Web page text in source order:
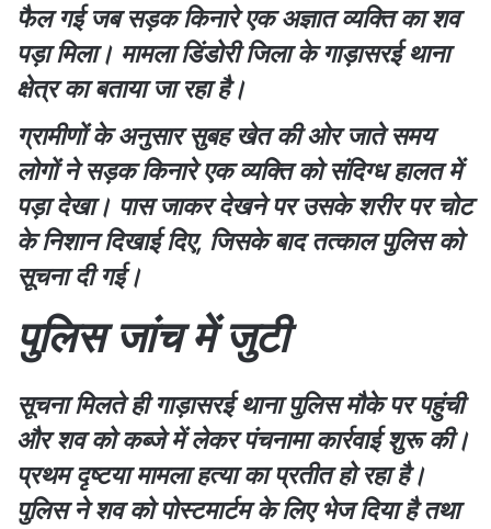
फैल गई जब सड़क किनारे एक अज्ञात व्यक्ति का शव
पड़ा मिला। मामला डिंडोरी जिला के गाड़ासरई थाना
क्षेत्र का बताया जा रहा है।
ग्रामीणों के अनुसार सुबह खेत की ओर जाते समय
लोगों ने सड़क किनारे एक व्यक्ति को संदिग्ध हालत में
पड़ा देखा। पास जाकर देखने पर उसके शरीर पर चोट
के निशान दिखाई दिए, जिसके बाद तत्काल पुलिस को
सूचना दी गई।
पुलिस जांच में जुटी
सूचना मिलते ही गाड़ासरई थाना पुलिस मौके पर पहुंची
और शव को कब्जे में लेकर पंचनामा कार्रवाई शुरू की।
प्रथम दृष्टया मामला हत्या का प्रतीत हो रहा है।
पुलिस ने शव को पोस्टमार्टम के लिए भेज दिया है तथा